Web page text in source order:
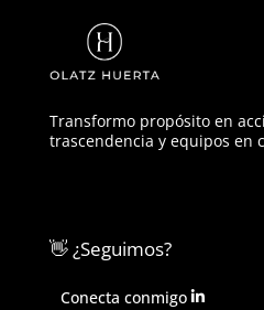
Transformo propósito en
trascendencia y equipos en
👋 ¿Seguimos?
Conecta conmigo